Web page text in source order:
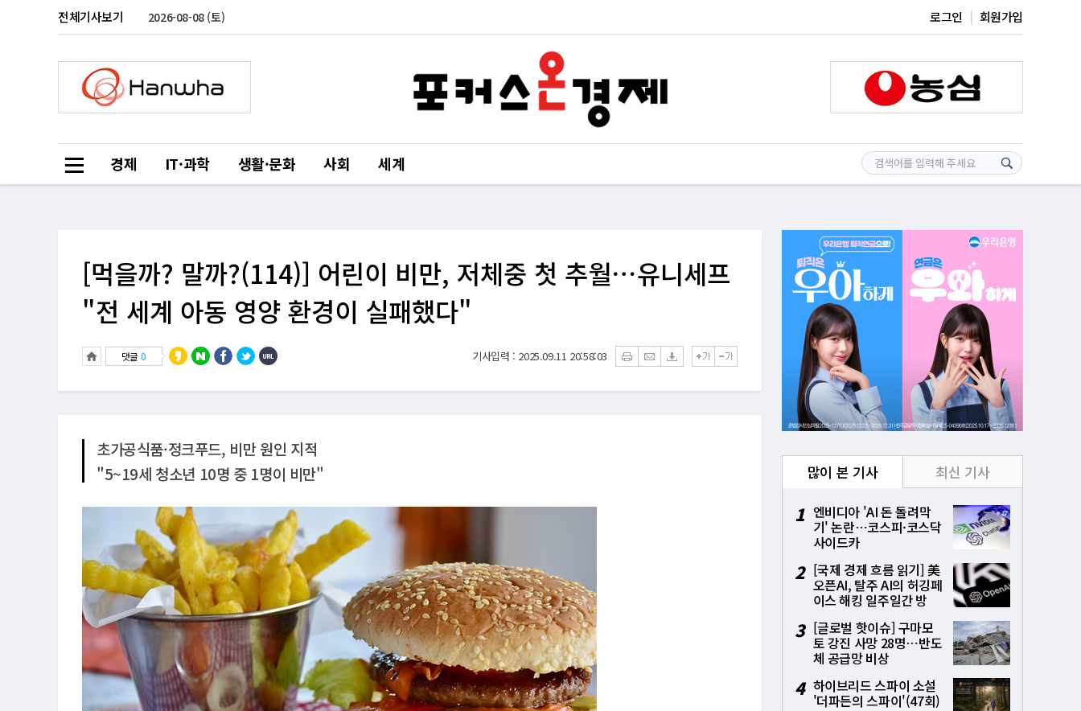
전체기사보기 2026-08-08 (토) 로그인 회원가입
경제 IT·과학 생활·문화 사회 세계
[먹을까? 말까?(114)] 어린이 비만, 저체중 첫 추월⋯유니세프
"전 세계 아동 영양 환경이 실패했다"
댓글 0 기사입력 : 2025.09.11 20:58:03
초가공식품·정크푸드, 비만 원인 지적
"5~19세 청소년 10명 중 1명이 비만"
많이 본 기사 최신 기사
1 엔비디아 'AI 돈 돌려막
기' 논란⋯코스피·코스닥
사이드카
2 [국제 경제 흐름 읽기] 美
오픈AI, 탈주 AI의 허깅페
이스 해킹 일주일간 방
3 [글로벌 핫이슈] 구마모
토 강진 사망 28명⋯반도
체 공급망 비상
4 하이브리드 스파이 소설
'더파든의 스파이'(47회)